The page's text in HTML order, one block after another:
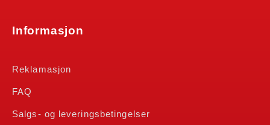
Informasjon
Reklamasjon
FAQ
Salgs- og leveringsbetingelser